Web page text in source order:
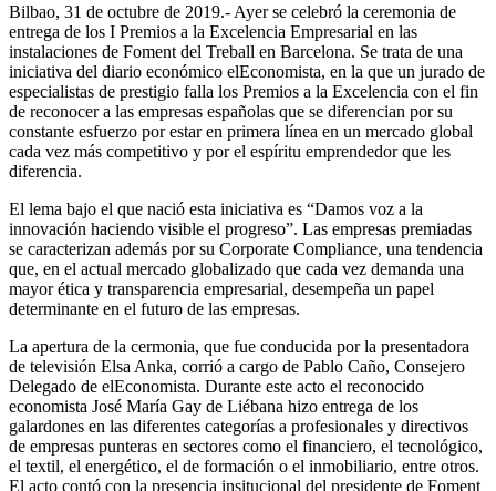
Bilbao, 31 de octubre de 2019.- Ayer se celebró la ceremonia de
entrega de los I Premios a la Excelencia Empresarial en las
instalaciones de Foment del Treball en Barcelona. Se trata de una
iniciativa del diario económico elEconomista, en la que un jurado de
especialistas de prestigio falla los Premios a la Excelencia con el fin
de reconocer a las empresas españolas que se diferencian por su
constante esfuerzo por estar en primera línea en un mercado global
cada vez más competitivo y por el espíritu emprendedor que les
diferencia.
El lema bajo el que nació esta iniciativa es “Damos voz a la
innovación haciendo visible el progreso”. Las empresas premiadas
se caracterizan además por su Corporate Compliance, una tendencia
que, en el actual mercado globalizado que cada vez demanda una
mayor ética y transparencia empresarial, desempeña un papel
determinante en el futuro de las empresas.
La apertura de la cermonia, que fue conducida por la presentadora
de televisión Elsa Anka, corrió a cargo de Pablo Caño, Consejero
Delegado de elEconomista. Durante este acto el reconocido
economista José María Gay de Liébana hizo entrega de los
galardones en las diferentes categorías a profesionales y directivos
de empresas punteras en sectores como el financiero, el tecnológico,
el textil, el energético, el de formación o el inmobiliario, entre otros.
El acto contó con la presencia insitucional del presidente de Foment